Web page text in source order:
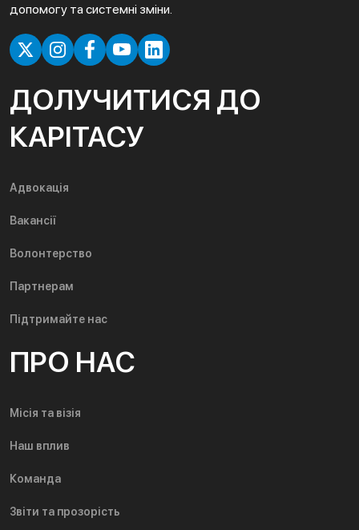
допомогу та системні зміни.
ДОЛУЧИТИСЯ ДО
КАРІТАСУ
Адвокація
Вакансії
Волонтерство
Партнерам
Підтримайте нас
ПРО НАС
Місія та візія
Наш вплив
Команда
Звіти та прозорість